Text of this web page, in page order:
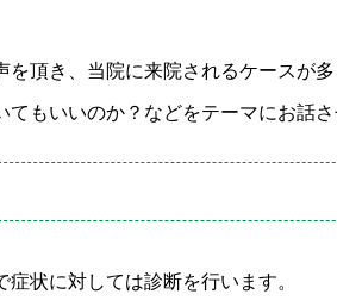
頂き、当院に来院されるケースが
もいいのか？などをテーマにお話さ
状に対しては診断を行います。